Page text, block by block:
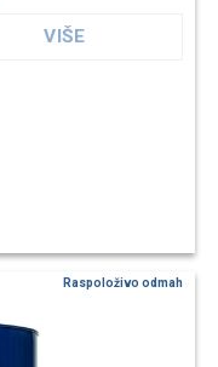
VIŠE
Raspoloživo odmah